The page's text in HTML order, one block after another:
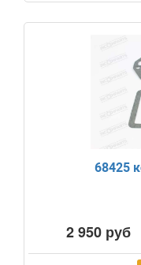
68425
2 950 руб